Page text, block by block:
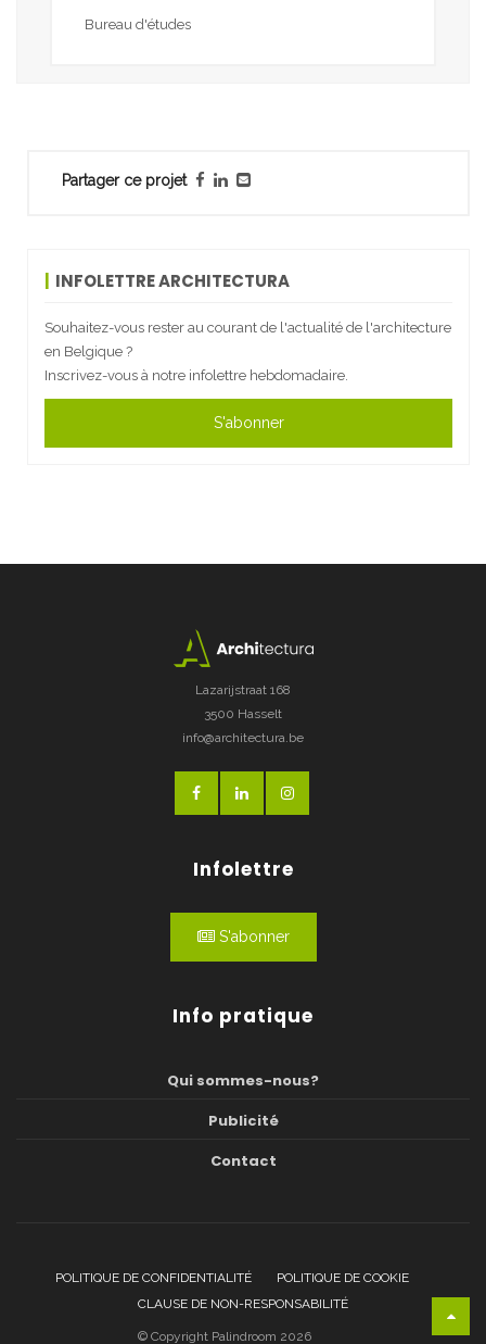
Partager ce projet
INFOLETTRE ARCHITECTURA
Souhaitez-vous rester au courant de l'actualité de l'architecture
en Belgique ?
Inscrivez-vous à notre infolettre hebdomadaire.
S'abonner
Bureau d'études
Lazarijstraat 168
3500 Hasselt
info@architectura.be
Infolettre
S'abonner
Info pratique
Qui sommes-nous?
Publicité
Contact
POLITIQUE DE CONFIDENTIALITÉ
POLITIQUE DE COOKIE
CLAUSE DE NON-RESPONSABILITÉ
© Copyright Palindroom 2026